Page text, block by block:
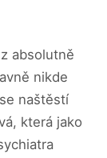
absolutně
nikde
naštěstí
která jako